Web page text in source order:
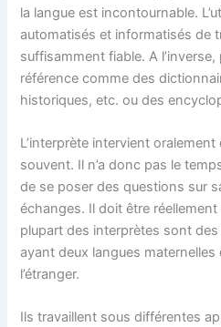
la langue est incontournable.
automatisés et informatisés de
suffisamment fiable. A
référence comme des
historiques, etc. ou des
L’interprète intervient
souvent. Il n’a donc pas le
de se poser des questions sur
échanges. Il doit être réellement
plupart des interprètes sont
ayant deux langues maternelles
l’étranger.
Ils travaillent sous différentes